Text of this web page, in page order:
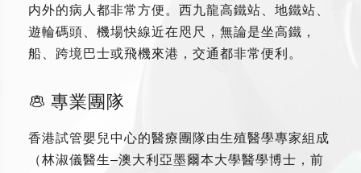
内外的病人都非常方便。西九龍高鐵站、地鐵站、
遊輪碼頭、機場快線近在咫尺，無論是坐高鐵，
船、跨境巴士或飛機來港，交通都非常便利。
專業團隊
香港試管嬰兒中心的醫療團隊由生殖醫學專家組成
（林淑儀醫生–澳大利亞墨爾本大學醫學博士，前